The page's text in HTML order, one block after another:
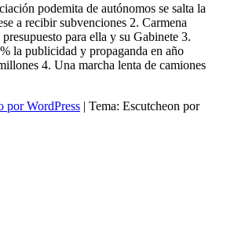
podemita de autónomos se salta la
a recibir subvenciones 2. Carmena
para ella y su Gabinete 3.
la publicidad y propaganda en año
4. Una marcha lenta de camiones
por WordPress | Tema: Escutcheon por